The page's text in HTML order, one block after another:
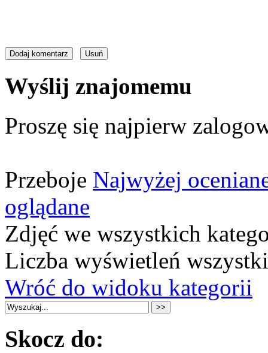
Wyślij znajomemu
Proszę się najpierw
Przeboje Najwyżej
oglądane
Zdjęć we wszystkich
Liczba wyświetleń
Wróć do widoku kategorii
Skocz do: